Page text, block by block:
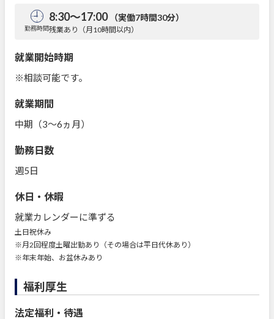
勤務時間
8:30～17:00 （実働7時間30分）
残業あり（月10時間以内）
就業開始時期
※相談可能です。
就業期間
中期（3～6ヵ月）
勤務日数
週5日
休日・休暇
就業カレンダーに準ずる
土日祝休み
※月2回程度土曜出勤あり（その場合は平日代休あり）
※年末年始、お盆休みあり
福利厚生
法定福利・待遇